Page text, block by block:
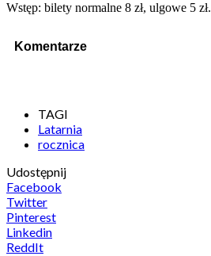
Wstęp: bilety normalne 8 zł, ulgowe 5 zł.
Komentarze
TAGI
Latarnia
rocznica
Udostępnij
Facebook
Twitter
Pinterest
Linkedin
ReddIt